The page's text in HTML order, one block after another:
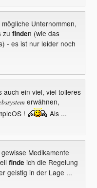
Unternommen,
zu finden (wie das
- es ist nur leider noch
auch ein viel, viel tolleres
erwähnen,
!
Als ...
Medikamente
finde ich die Regelung
geistig in der Lage ...